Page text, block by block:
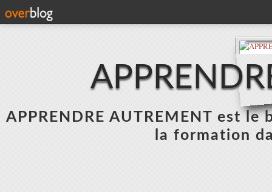
APPRENDRE AUTREMENT est
la formation